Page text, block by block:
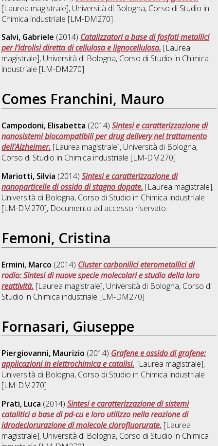
[Laurea magistrale], Università di Bologna, Corso di Studio in
Chimica industriale [LM-DM270]
Salvi, Gabriele (2014) Catalizzatori a base di fosfati metallici
per l'idrolisi diretta di cellulosa e lignocellulosa. [Laurea
magistrale], Università di Bologna, Corso di Studio in Chimica
industriale [LM-DM270]
Comes Franchini, Mauro
Campodoni, Elisabetta (2014)Sintesi e caratterizzazione di
nanosistemi biocompatibili per drug delivery nel trattamento
dell'Alzheimer. [Laurea magistrale], Università di Bologna,
Corso di Studio in Chimica industriale [LM-DM270]
Mariotti, Silvia (2014)Sintesi e caratterizzazione di
nanoparticelle di ossido di stagno dopate. [Laurea magistrale],
Università di Bologna, Corso di Studio in Chimica industriale
[LM-DM270], Documento ad accesso riservato.
Femoni, Cristina
Ermini, Marco (2014) Cluster carbonilici eterometallici di
rodio: Sintesi di nuove specie molecolari e studio della loro
reattività. [Laurea magistrale], Università di Bologna, Corso di
Studio in Chimica industriale [LM-DM270]
Fornasari, Giuseppe
Piergiovanni, Maurizio (2014) Grafene e ossido di grafene:
applicazioni in elettrochimica e catalisi. [Laurea magistrale],
Università di Bologna, Corso di Studio in Chimica industriale
[LM-DM270]
Prati, Luca (2014)Sintesi e caratterizzazione di sistemi
catalitici a base di pd-cu e loro utilizzo nella reazione di
idrodeclorurazione di molecole clorofluorurate. [Laurea
magistrale], Università di Bologna, Corso di Studio in Chimica